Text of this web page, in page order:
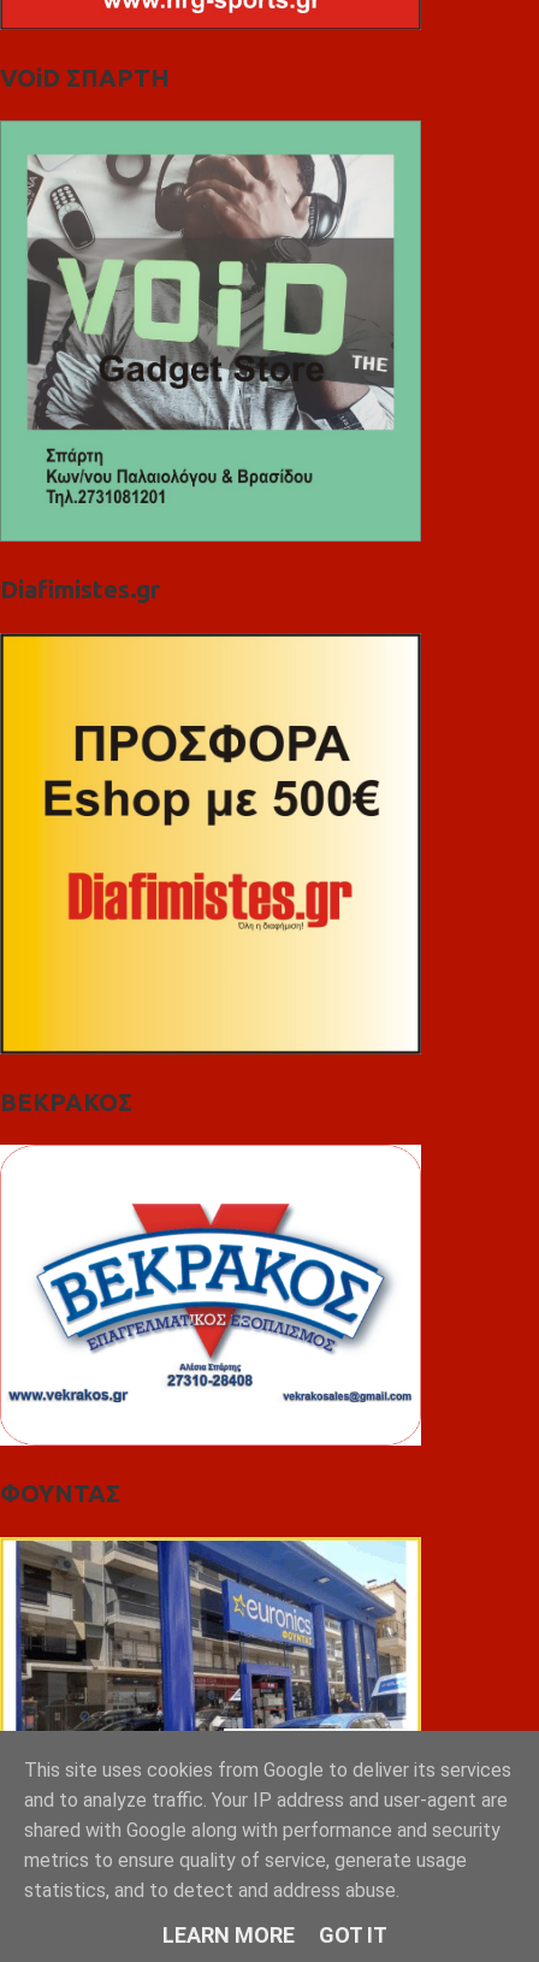
VOiD ΣΠΑΡΤΗ
Diafimistes.gr
ΒΕΚΡΑΚΟΣ
ΦΟΥΝΤΑΣ
ΣΠΥΡΑΚΗΣ ΠΑΝΑΓΙΩΤΗΣ & YIOI ΣΠΑΡΤΗ
This site uses cookies from Google to deliver its services
and to analyze traffic. Your IP address and user-agent are
shared with Google along with performance and security
metrics to ensure quality of service, generate usage
statistics, and to detect and address abuse.
LEARN MORE GOT IT